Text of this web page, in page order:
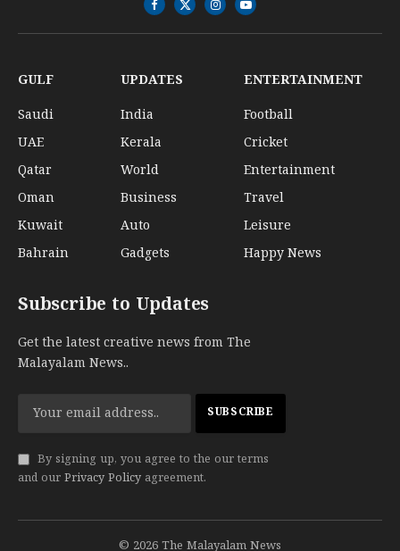
Facebook
X
(Twitter)
InstagramYouTube
GULF
Saudi
UAE
Qatar
Oman
Kuwait
Bahrain
UPDATES
India
Kerala
World
Business
Auto
Gadgets
ENTERTAINMENT
Football
Cricket
Entertainment
Travel
Leisure
Happy News
Subscribe to Updates
Get the latest creative news from The
Malayalam News..
By signing up, you agree to the our terms
and our Privacy Policy agreement.
© 2026 The Malayalam News